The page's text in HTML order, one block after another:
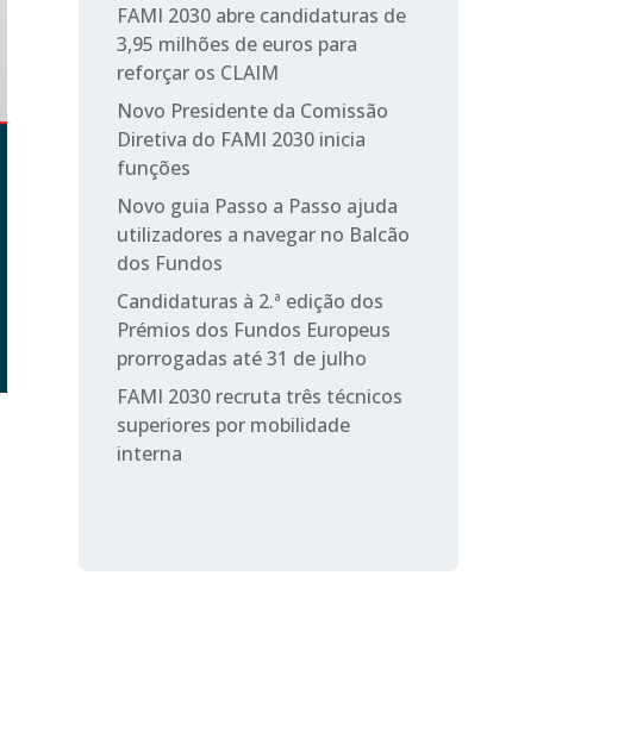
FAMI 2030 abre candidaturas de
3,95 milhões de euros para
reforçar os CLAIM
Novo Presidente da Comissão
Diretiva do FAMI 2030 inicia
funções
Novo guia Passo a Passo ajuda
utilizadores a navegar no Balcão
dos Fundos
Candidaturas à 2.ª edição dos
Prémios dos Fundos Europeus
prorrogadas até 31 de julho
FAMI 2030 recruta três técnicos
superiores por mobilidade
interna